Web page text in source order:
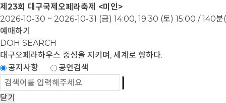
제23회 대구국제오페라축제 <미인>
2026-10-30 ~ 2026-10-31 (금) 14:00, 19:30 (토) 15:00 / 140분
예매하기
DOH SEARCH
대구오페라하우스 중심을 지키며, 세계로 향하다.
공지사항
공연검색
닫기